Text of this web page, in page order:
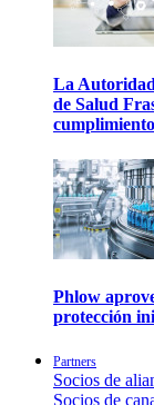
La
de Salud
Phlow
protección
Partners
Socios de
Socios de